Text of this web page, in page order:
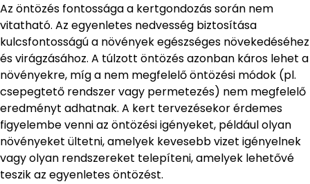
Az öntözés fontossága a kertgondozás során nem
vitatható. Az egyenletes nedvesség biztosítása
kulcsfontosságú a növények egészséges növekedéséhez
és virágzásához. A túlzott öntözés azonban káros lehet a
növényekre, míg a nem megfelelő öntözési módok (pl.
csepegtető rendszer vagy permetezés) nem megfelelő
eredményt adhatnak. A kert tervezésekor érdemes
figyelembe venni az öntözési igényeket, például olyan
növényeket ültetni, amelyek kevesebb vizet igényelnek
vagy olyan rendszereket telepíteni, amelyek lehetővé
teszik az egyenletes öntözést.